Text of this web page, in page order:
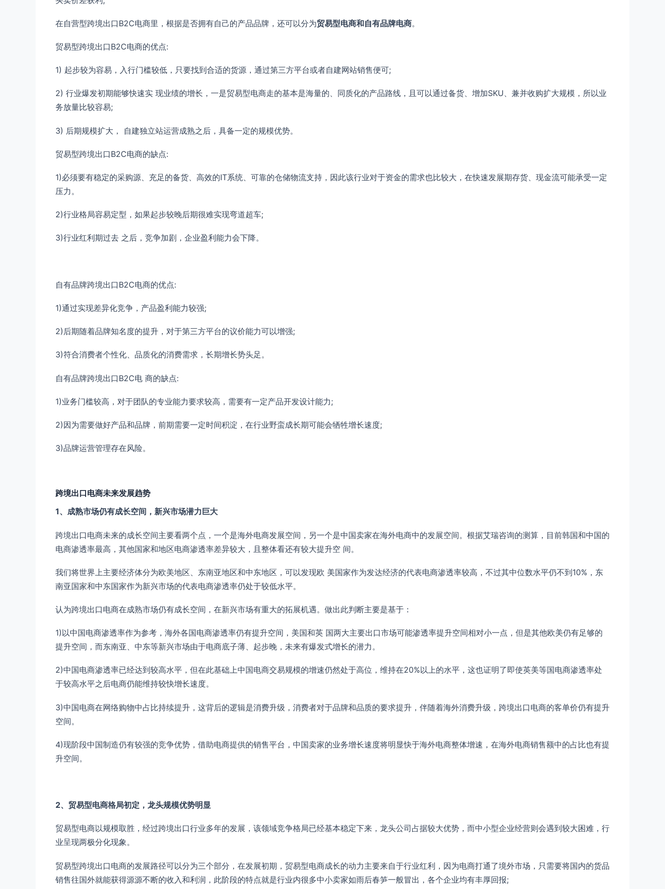
在自营型跨境出口B2C电商里，根据是否拥有自己的产品品牌，还可以分为贸易型电商和自有品牌电商。
贸易型跨境出口B2C电商的优点:
1) 起步较为容易，入行门槛较低，只要找到合适的货源，通过第三方平台或者自建网站销售便可;
2) 行业爆发初期能够快速实 现业绩的增长，一是贸易型电商走的基本是海量的、同质化的产品路线，且可以通过备货、增加SKU、兼并收购扩大规模，所以业
务放量比较容易;
3) 后期规模扩大， 自建独立站运营成熟之后，具备一定的规模优势。
贸易型跨境出口B2C电商的缺点:
1)必须要有稳定的采购源、充足的备货、高效的IT系统、可靠的仓储物流支持，因此该行业对于资金的需求也比较大，在快速发展期存货、现金流可能承受一定
压力。
2)行业格局容易定型，如果起步较晚后期很难实现弯道超车;
3)行业红利期过去 之后，竞争加剧，企业盈利能力会下降。
自有品牌跨境出口B2C电商的优点:
1)通过实现差异化竞争，产品盈利能力较强;
2)后期随着品牌知名度的提升，对于第三方平台的议价能力可以增强;
3)符合消费者个性化、品质化的消费需求，长期增长势头足。
自有品牌跨境出口B2C电 商的缺点:
1)业务门槛较高，对于团队的专业能力要求较高，需要有一定产品开发设计能力;
2)因为需要做好产品和品牌，前期需要一定时间积淀，在行业野蛮成长期可能会牺牲增长速度;
3)品牌运营管理存在风险。
跨境出口电商未来发展趋势
1、成熟市场仍有成长空间，新兴市场潜力巨大
跨境出口电商未来的成长空间主要看两个点，一个是海外电商发展空间，另一个是中国卖家在海外电商中的发展空间。根据艾瑞咨询的测算，目前韩国和中国的
电商渗透率最高，其他国家和地区电商渗透率差异较大，且整体看还有较大提升空 间。
我们将世界上主要经济体分为欧美地区、东南亚地区和中东地区，可以发现欧 美国家作为发达经济的代表电商渗透率较高，不过其中位数水平仍不到10%，东
南亚国家和中东国家作为新兴市场的代表电商渗透率仍处于较低水平。
认为跨境出口电商在成熟市场仍有成长空间，在新兴市场有重大的拓展机遇。做出此判断主要是基于：
1)以中国电商渗透率作为参考，海外各国电商渗透率仍有提升空间，美国和英 国两大主要出口市场可能渗透率提升空间相对小一点，但是其他欧美仍有足够的
提升空间，而东南亚、中东等新兴市场由于电商底子薄、起步晚，未来有爆发式增长的潜力。
2)中国电商渗透率已经达到较高水平，但在此基础上中国电商交易规模的增速仍然处于高位，维持在20%以上的水平，这也证明了即使英美等国电商渗透率处
于较高水平之后电商仍能维持较快增长速度。
3)中国电商在网络购物中占比持续提升，这背后的逻辑是消费升级，消费者对于品牌和品质的要求提升，伴随着海外消费升级，跨境出口电商的客单价仍有提升
空间。
4)现阶段中国制造仍有较强的竞争优势，借助电商提供的销售平台，中国卖家的业务增长速度将明显快于海外电商整体增速，在海外电商销售额中的占比也有提
升空间。
2、贸易型电商格局初定，龙头规模优势明显
贸易型电商以规模取胜，经过跨境出口行业多年的发展，该领域竞争格局已经基本稳定下来，龙头公司占据较大优势，而中小型企业经营则会遇到较大困难，行
业呈现两极分化现象。
贸易型跨境出口电商的发展路径可以分为三个部分，在发展初期，贸易型电商成长的动力主要来自于行业红利，因为电商打通了境外市场，只需要将国内的货品
销售往国外就能获得源源不断的收入和利润，此阶段的特点就是行业内很多中小卖家如雨后春笋一般冒出，各个企业均有丰厚回报;